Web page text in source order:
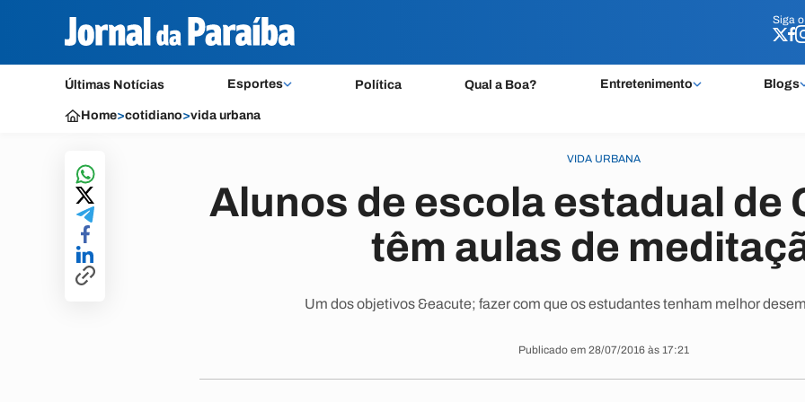
Siga o
Últimas Notícias Esportes Política Qual a Boa? Entretenimento Blogs
Siga o
Home>cotidiano>vida urbana
VIDA URBANA
Alunos de escola estadual de
têm aulas de
Um dos objetivos &eacute; fazer com que os estudantes tenham melhor
Publicado em 28/07/2016 às 17:21